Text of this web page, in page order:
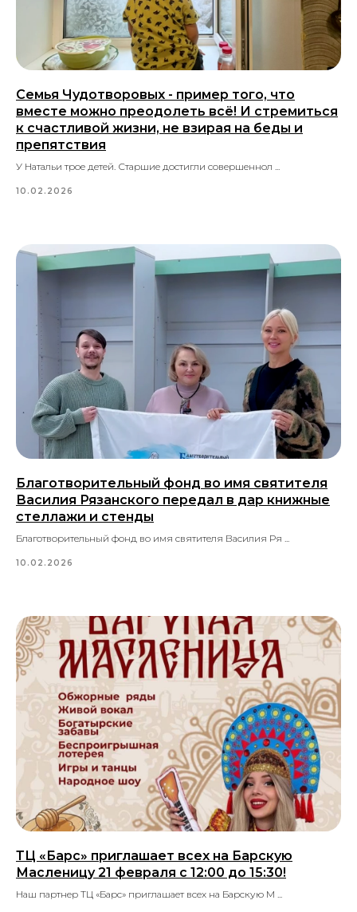
Семья Чудотворовых - пример того, что
вместе можно преодолеть всё! И стремиться
к счастливой жизни, не взирая на беды и
препятствия
У Натальи трое детей. Старшие достигли совершеннол ...
10.02.2026
Благотворительный фонд во имя святителя
Василия Рязанского передал в дар книжные
стеллажи и стенды
Благотворительный фонд во имя святителя Василия Ря ...
10.02.2026
ТЦ «Барс» приглашает всех на Барскую
Масленицу 21 февраля с 12:00 до 15:30!
Наш партнер ТЦ «Барс» приглашает всех на Барскую М ...